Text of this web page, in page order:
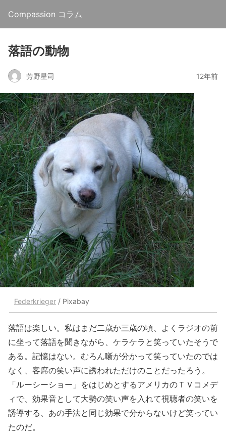
Compassion コラム
落語の動物
芳野星司 12年前
Federkrieger / Pixabay
落語は楽しい。私はまだ二歳か三歳の頃、よくラジオの前
に坐って落語を聞きながら、ケラケラと笑っていたそうで
ある。記憶はない。むろん噺が分かって笑っていたのでは
なく、客席の笑い声に誘われただけのことだったろう。
「ルーシーショー」をはじめとするアメリカのＴＶコメデ
ィで、効果音として大勢の笑い声を入れて視聴者の笑いを
誘導する、あの手法と同じ効果で分からないけど笑ってい
たのだ。